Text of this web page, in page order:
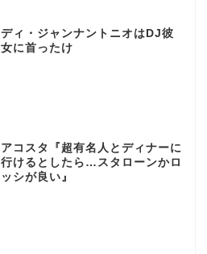
ディ・ジャンナントニオはDJ彼
女に首ったけ
アコスタ『超有名人とディナーに
行けるとしたら…スタローンかロ
ッシが良い』